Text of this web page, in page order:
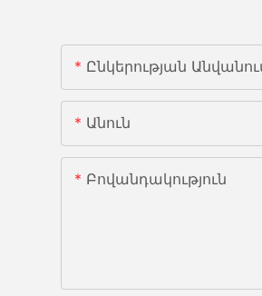
Ընկերության
Անուն
Բովանդակություն